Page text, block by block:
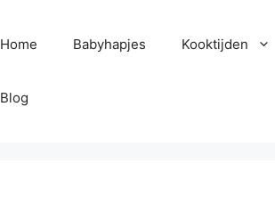
Home Babyhapjes Kooktijden
Blog